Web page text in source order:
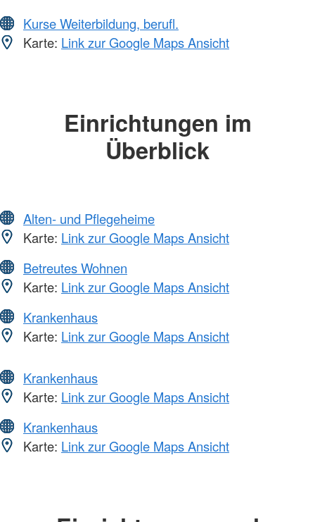
Kurse Weiterbildung, berufl.
Karte: Link zur Google Maps Ansicht
Einrichtungen im
Überblick
Alten- und Pflegeheime
Karte: Link zur Google Maps Ansicht
Betreutes Wohnen
Karte: Link zur Google Maps Ansicht
Krankenhaus
Karte: Link zur Google Maps Ansicht
Krankenhaus
Karte: Link zur Google Maps Ansicht
Krankenhaus
Karte: Link zur Google Maps Ansicht